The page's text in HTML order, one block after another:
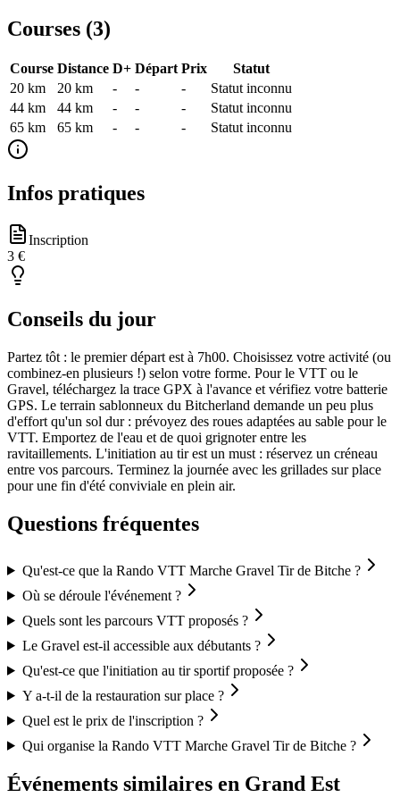
Courses (3)
Course Distance D+ Départ Prix
Statut
20 km
20 km - - -
Statut inconnu
44 km
44 km - - -
Statut inconnu
65 km
65 km - - - Statut inconnu
Infos pratiques
Inscription
3 €
Conseils du jour
Partez tôt : le premier départ est à 7h00. Choisissez votre activité (ou
combinez-en plusieurs !) selon votre forme. Pour le VTT ou le
Gravel, téléchargez la trace GPX à l'avance et vérifiez votre batterie
GPS. Le terrain sablonneux du Bitcherland demande un peu plus
d'effort qu'un sol dur : prévoyez des roues adaptées au sable pour le
VTT. Emportez de l'eau et de quoi grignoter entre les
ravitaillements. L'initiation au tir est un must : réservez un créneau
entre vos parcours. Terminez la journée avec les grillades sur place
pour une fin d'été conviviale en plein air.
Questions fréquentes
Qu'est-ce que la Rando VTT Marche Gravel Tir de Bitche ?
Où se déroule l'événement ?
Quels sont les parcours VTT proposés ?
Le Gravel est-il accessible aux débutants ?
Qu'est-ce que l'initiation au tir sportif proposée ?
Y a-t-il de la restauration sur place ?
Quel est le prix de l'inscription ?
Qui organise la Rando VTT Marche Gravel Tir de Bitche ?
Événements similaires en Grand Est